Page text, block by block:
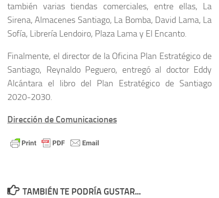
también varias tiendas comerciales, entre ellas, La
Sirena, Almacenes Santiago, La Bomba, David Lama, La
Sofía, Librería Lendoiro, Plaza Lama y El Encanto.
Finalmente, el director de la Oficina Plan Estratégico de
Santiago, Reynaldo Peguero, entregó al doctor Eddy
Alcántara el libro del Plan Estratégico de Santiago
2020-2030.
Dirección de Comunicaciones
TAMBIÉN TE PODRÍA GUSTAR...